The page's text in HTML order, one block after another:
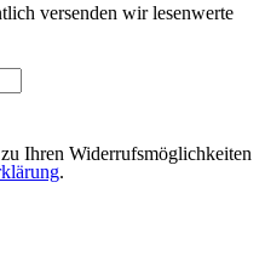
versenden wir lesenwerte
Ihren Widerrufsmöglichkeiten
.